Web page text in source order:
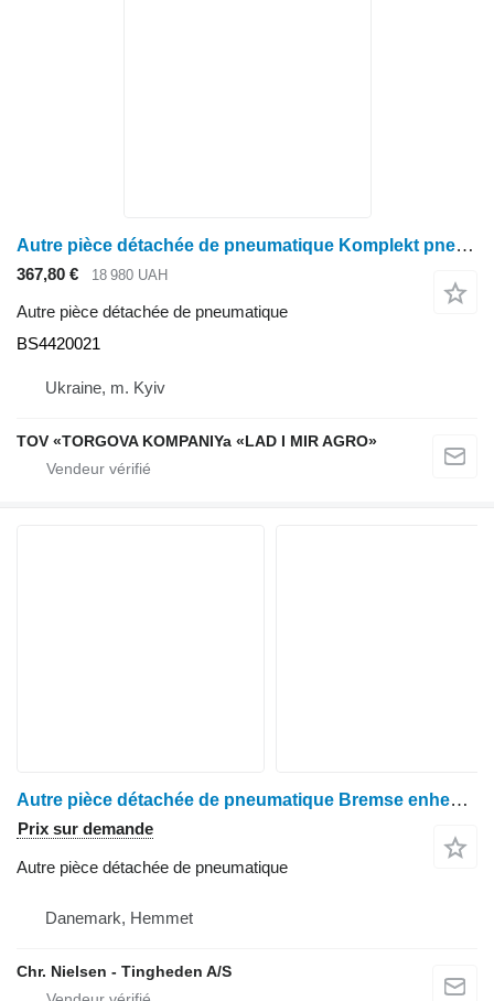
Autre pièce détachée de pneumatique Komplekt pnevmogalm BS4420021 pour John Deere
367,80 € 18 980 UAH
Autre pièce détachée de pneumatique
BS4420021
Ukraine, m. Kyiv
TOV «TORGOVA KOMPANIYa «LAD I MIR AGRO»
Autre pièce détachée de pneumatique Bremse enhed pour moissonneuse-batteuse Massey Ferguson 40
Prix sur demande
Autre pièce détachée de pneumatique
Danemark, Hemmet
Chr. Nielsen - Tingheden A/S